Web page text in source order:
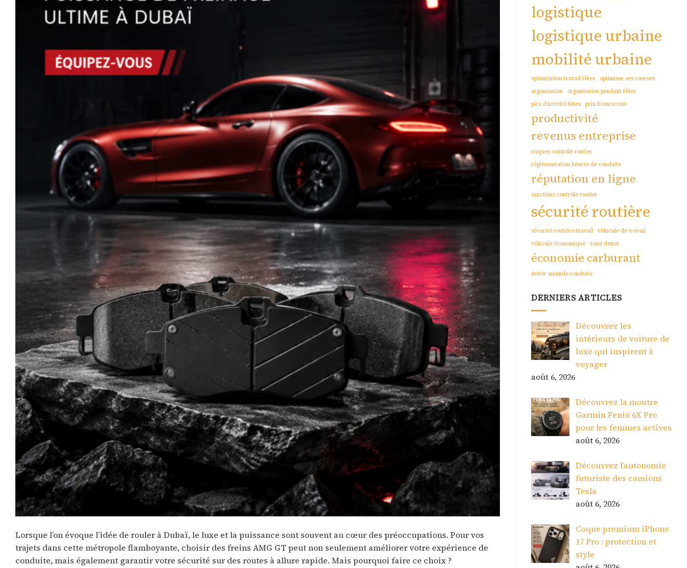
Lorsque l’on évoque l’idée de rouler à Dubaï, le luxe et la puissance sont souvent au cœur des préoccupations. Pour vos
trajets dans cette métropole flamboyante, choisir des freins AMG GT peut non seulement améliorer votre expérience de
conduite, mais également garantir votre sécurité sur des routes à allure rapide. Mais pourquoi faire ce choix ?
logistique
logistique urbaine
mobilité urbaine
optimisation travail fêtes
optimiser ses courses
organisation
organisation pendant fêtes
pics d’activité fêtes prix licence taxi
productivité
revenus entreprise
risques contrôle routier
réglementation heures de conduite
réputation en ligne
sanctions contrôle routier
sécurité routière
sécurité routière travail véhicule de travail
véhicule économique
zone dense
économie carburant
éviter amende conduite
DERNIERS ARTICLES
Découvrez les
intérieurs de voiture de
luxe qui inspirent à
voyager
août 6, 2026
Découvrez la montre
Garmin Fenix 6X Pro
pour les femmes actives
août 6, 2026
Découvrez l’autonomie
futuriste des camions
Tesla
août 6, 2026
Coque premium iPhone
17 Pro : protection et
style